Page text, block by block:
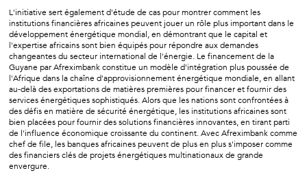
L'initiative sert également d'étude de cas pour montrer comment les
institutions financières africaines peuvent jouer un rôle plus important dans le
développement énergétique mondial, en démontrant que le capital et
l'expertise africains sont bien équipés pour répondre aux demandes
changeantes du secteur international de l'énergie. Le financement de la
Guyane par Afreximbank constitue un modèle d'intégration plus poussée de
l'Afrique dans la chaîne d'approvisionnement énergétique mondiale, en allant
au-delà des exportations de matières premières pour financer et fournir des
services énergétiques sophistiqués. Alors que les nations sont confrontées à
des défis en matière de sécurité énergétique, les institutions africaines sont
bien placées pour fournir des solutions financières innovantes, en tirant parti
de l'influence économique croissante du continent. Avec Afreximbank comme
chef de file, les banques africaines peuvent de plus en plus s'imposer comme
des financiers clés de projets énergétiques multinationaux de grande
envergure.